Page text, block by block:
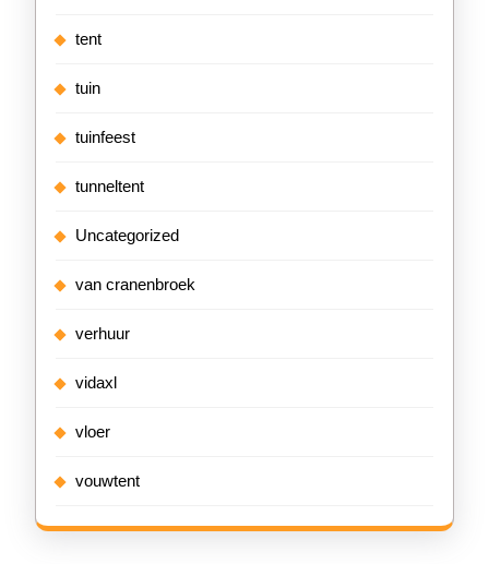
tent
tuin
tuinfeest
tunneltent
Uncategorized
van cranenbroek
verhuur
vidaxl
vloer
vouwtent